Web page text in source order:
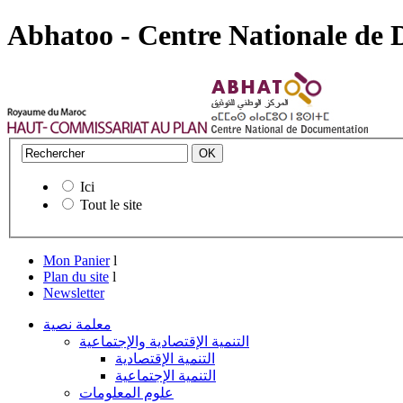
Abhatoo - Centre Nationale de
Ici
Tout le site
Mon Panier l
Plan du site l
Newsletter
معلمة نصية
التنمية الإقتصادية والإجتماعية
التنمية الإقتصادية
التنمية الإجتماعية
علوم المعلومات